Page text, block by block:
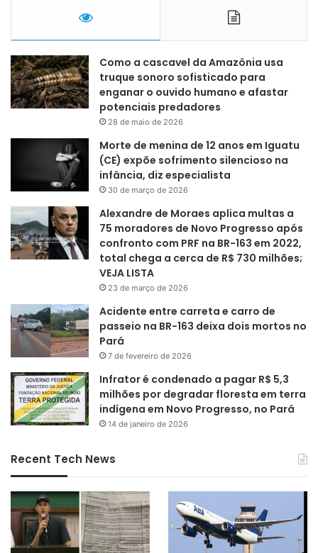
Como a cascavel da Amazônia usa
truque sonoro sofisticado para
enganar o ouvido humano e afastar
potenciais predadores
28 de maio de 2026
Morte de menina de 12 anos em Iguatu
(CE) expõe sofrimento silencioso na
infância, diz especialista
30 de março de 2026
Alexandre de Moraes aplica multas a
75 moradores de Novo Progresso após
confronto com PRF na BR-163 em 2022,
total chega a cerca de R$ 730 milhões;
VEJA LISTA
23 de março de 2026
Acidente entre carreta e carro de
passeio na BR-163 deixa dois mortos no
Pará
7 de fevereiro de 2026
Infrator é condenado a pagar R$ 5,3
milhões por degradar floresta em terra
indígena em Novo Progresso, no Pará
14 de janeiro de 2026
Recent Tech News